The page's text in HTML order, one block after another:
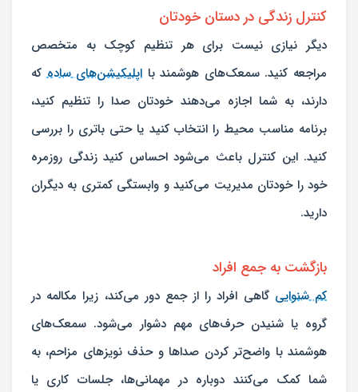
کنترل زندگی در دستان خودتان
دیگر نیازی نیست برای هر تنظیم کوچک به متخصص
مراجعه کنید. سمعک‌های هوشمند با اپلیکیشن‌های سادهکه
دارند، به شما اجازه می‌دهند خودتان صدا را تنظیم کنید،
برنامه مناسب محیط را انتخاب کنید یا حتی باتری را بررسی
کنید. این کنترل باعث می‌شود احساس کنید زندگی روزمره
خود را خودتان مدیریت می‌کنید و وابستگی کمتری به دیگران
دارید.
بازگشت به جمع افراد
کم‌ شنوایی گاهی افراد را از جمع دور می‌کند، زیرا مکالمه در
گروه یا شنیدن حرف‌های مهم دشوار می‌شود. سمعک‌های
هوشمند با واضح‌تر کردن صداها و حذف نویزهای مزاحم، به
شما کمک می‌کنند دوباره در مهمانی‌ها، جلسات کاری یا